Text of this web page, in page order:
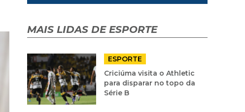
MAIS LIDAS DE ESPORTE
ESPORTE
Criciúma visita o Athletic
para disparar no topo da
Série B